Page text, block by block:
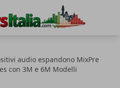
audio espandono MixPre
con 3M e 6M Modelli